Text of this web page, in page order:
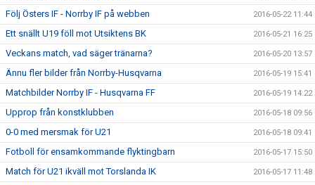
Följ Östers IF - Norrby IF på webben 2016-05-22 11:44
Ett snällt U19 föll mot Utsiktens BK 2016-05-21 16:25
Veckans match, vad säger tränarna? 2016-05-20 13:57
Ännu fler bilder från Norrby-Husqvarna 2016-05-19 15:41
Matchbilder Norrby IF - Husqvarna FF 2016-05-19 14:22
Upprop från konstklubben 2016-05-18 09:56
0-0 med mersmak för U21 2016-05-18 09:41
Fotboll för ensamkommande flyktingbarn 2016-05-17 15:50
Match för U21 ikväll mot Torslanda IK 2016-05-17 11:48